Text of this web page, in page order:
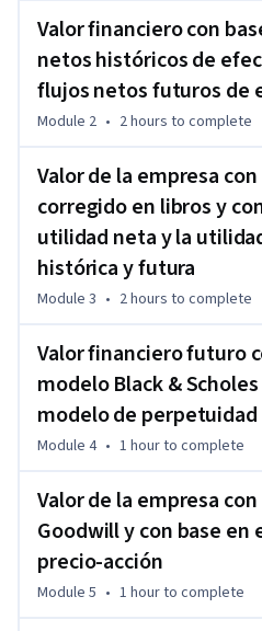
Económica Operativa (GEO), etc.
Valor financiero con
netos históricos de
flujos netos futuros de
Module 2 • 2 hours to complete
Valor de la empresa
corregido en libros y
utilidad neta y la
histórica y futura
Module 3 • 2 hours to complete
Valor financiero futuro
modelo Black &
modelo de perpetuidad
Module 4 • 1 hourto complete
Valor de la empresa
Goodwill y con base
precio-acción
Module 5 • 1 hourto complete